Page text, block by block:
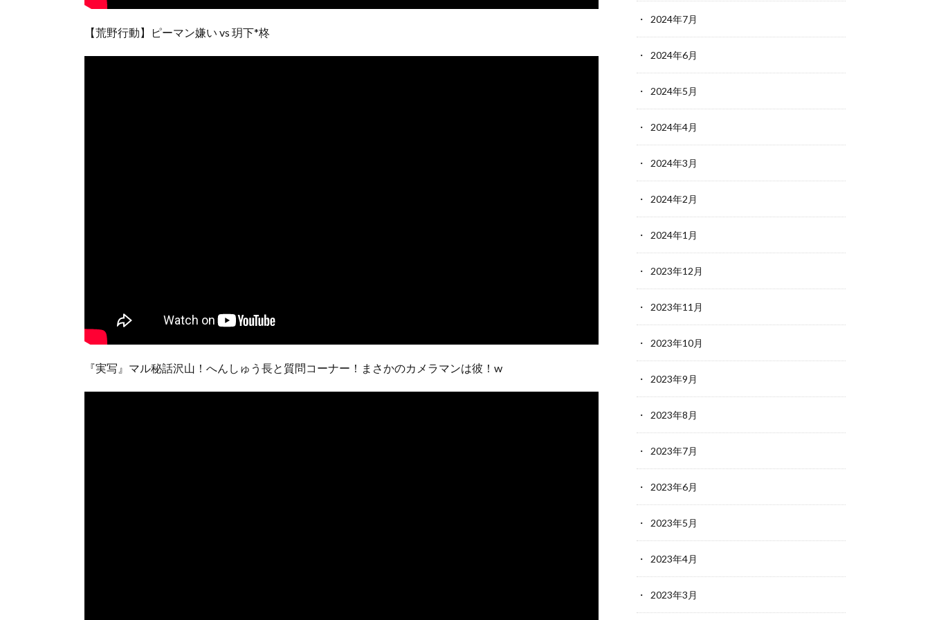
【荒野行動】ピーマン嫌い vs 玥下*柊
『実写』マル秘話沢山！へんしゅう長と質問コーナー！まさかのカメラマンは彼！w
2024年7月
2024年6月
2024年5月
2024年4月
2024年3月
2024年2月
2024年1月
2023年12月
2023年11月
2023年10月
2023年9月
2023年8月
2023年7月
2023年6月
2023年5月
2023年4月
2023年3月